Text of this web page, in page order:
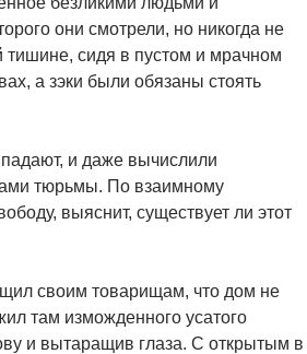
они смотрели, но никогда не
тишине, сидя в пустом и мрачном
а зэки были обязаны стоять
и даже вычислили
тюрьмы. По взаимному
выяснит, существует ли этот
своим товарищам, что дом не
там изможденного усатого
и вытаращив глаза. С открытым в